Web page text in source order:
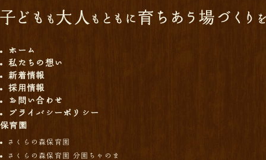
ホーム
私たちの想い
新着情報
採用情報
お問い合わせ
プライバシーポリシー
保育園
さくらの森保育園
さくらの森保育園 分園ちゃのま